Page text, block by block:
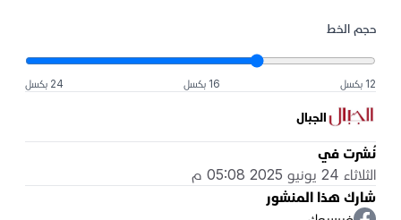
حجم الخط
12 بكسل 16 بكسل 24 بكسل
الجبال
نُشرت في
الثلاثاء 24 يونيو 2025 05:08 م
شارك هذا المنشور